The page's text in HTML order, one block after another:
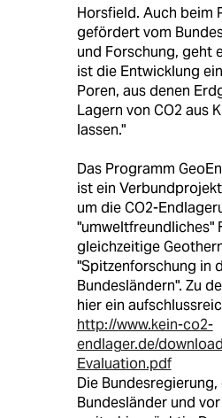
Horsfield. Auch beim
gefördert vom
und Forschung, geht
ist die Entwicklung
Poren, aus denen
Lagern von CO2 aus
lassen."
Das Programm
ist ein
um die CO2-
"umweltfreundliches"
gleichzeitige
"Spitzenforschung in
Bundesländern". Zu
hier ein
http://www.kein-co2-
endlager.de/
Evaluation.pdf
Die
Bundesländer und